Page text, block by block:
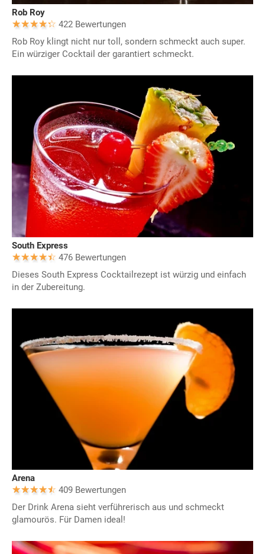
Rob Roy
422 Bewertungen
Rob Roy klingt nicht nur toll, sondern schmeckt auch super.
Ein würziger Cocktail der garantiert schmeckt.
South Express
476 Bewertungen
Dieses South Express Cocktailrezept ist würzig und einfach
in der Zubereitung.
Arena
409 Bewertungen
Der Drink Arena sieht verführerisch aus und schmeckt
glamourös. Für Damen ideal!